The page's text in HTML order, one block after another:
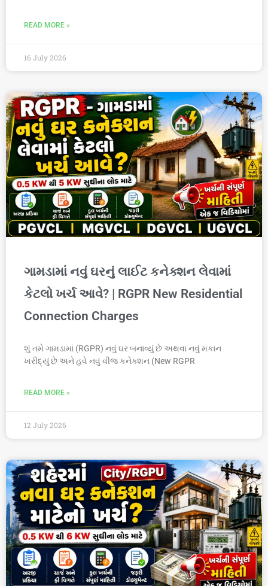
READ MORE »
16 July 2026
ગામડામાં નવું ઘરનું લાઈટ કનેક્શન લેવામાં
કેટલો ખર્ચ આવે? | RGPR New Residential
Connection Charges
શું તમે ગામડામાં (RGPR) નવું ઘર બનાવ્યું છે અથવા નવું મકાન
ખરીદ્યું છે અને હવે નવું વીજ કનેક્શન (New RGPR
READ MORE »
12 July 2026